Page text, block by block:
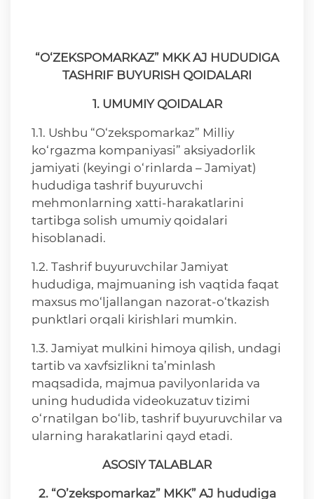
“O‘ZEKSPOMARKAZ” MKK AJ HUDUDIGA
TASHRIF BUYURISH QOIDALARI
1. UMUMIY QOIDALAR
1.1. Ushbu “O‘zekspomarkaz” Milliy
ko‘rgazma kompaniyasi” aksiyadorlik
jamiyati (keyingi o‘rinlarda – Jamiyat)
hududiga tashrif buyuruvchi
mehmonlarning xatti-harakatlarini
tartibga solish umumiy qoidalari
hisoblanadi.
1.2. Tashrif buyuruvchilar Jamiyat
hududiga, majmuaning ish vaqtida faqat
maxsus mo‘ljallangan nazorat-o‘tkazish
punktlari orqali kirishlari mumkin.
1.3. Jamiyat mulkini himoya qilish, undagi
tartib va xavfsizlikni ta’minlash
maqsadida, majmua pavilyonlarida va
uning hududida videokuzatuv tizimi
o‘rnatilgan bo‘lib, tashrif buyuruvchilar va
ularning harakatlarini qayd etadi.
ASOSIY TALABLAR
2. “O’zekspomarkaz” MKK” AJ hududiga